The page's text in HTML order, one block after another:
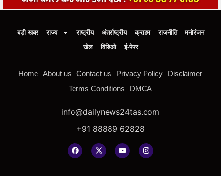
खेल
विडिओ ई-पेपर
info@dailynews24tas.com
+91 88889 62828
Copyright © 2025 |Design By Bootalpha.com +91 99 88 77
5158